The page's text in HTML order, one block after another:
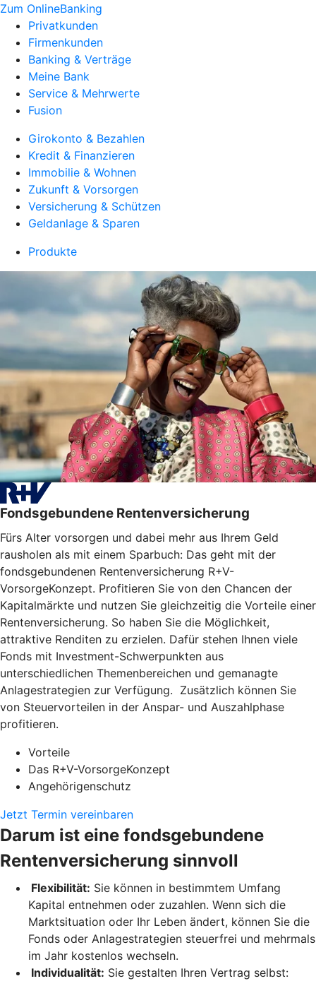
Zum OnlineBanking
Privatkunden
Firmenkunden
Banking & Verträge
Meine Bank
Service & Mehrwerte
Fusion
Girokonto & Bezahlen
Kredit & Finanzieren
Immobilie & Wohnen
Zukunft & Vorsorgen
Versicherung & Schützen
Geldanlage & Sparen
Produkte
Fondsgebundene Rentenversicherung
Fürs Alter vorsorgen und dabei mehr aus Ihrem Geld
rausholen als mit einem Sparbuch: Das geht mit der
fondsgebundenen Rentenversicherung R+V-
VorsorgeKonzept. Profitieren Sie von den Chancen der
Kapitalmärkte und nutzen Sie gleichzeitig die Vorteile einer
Rentenversicherung. So haben Sie die Möglichkeit,
attraktive Renditen zu erzielen. Dafür stehen Ihnen viele
Fonds mit Investment-Schwerpunkten aus
unterschiedlichen Themenbereichen und gemanagte
Anlagestrategien zur Verfügung. Zusätzlich können Sie
von Steuervorteilen in der Anspar- und Auszahlphase
profitieren.
Vorteile
Das R+V-VorsorgeKonzept
Angehörigenschutz
Jetzt Termin vereinbaren
Darum ist eine fondsgebundene
Rentenversicherung sinnvoll
Flexibilität: Sie können in bestimmtem Umfang
Kapital entnehmen oder zuzahlen. Wenn sich die
Marktsituation oder Ihr Leben ändert, können Sie die
Fonds oder Anlagestrategien steuerfrei und mehrmals
im Jahr kostenlos wechseln.
Individualität: Sie gestalten Ihren Vertrag selbst: